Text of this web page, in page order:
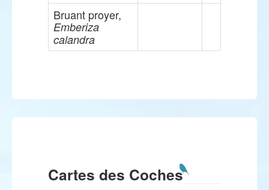
Bruant proyer,
Emberiza
calandra
Cartes des Coches